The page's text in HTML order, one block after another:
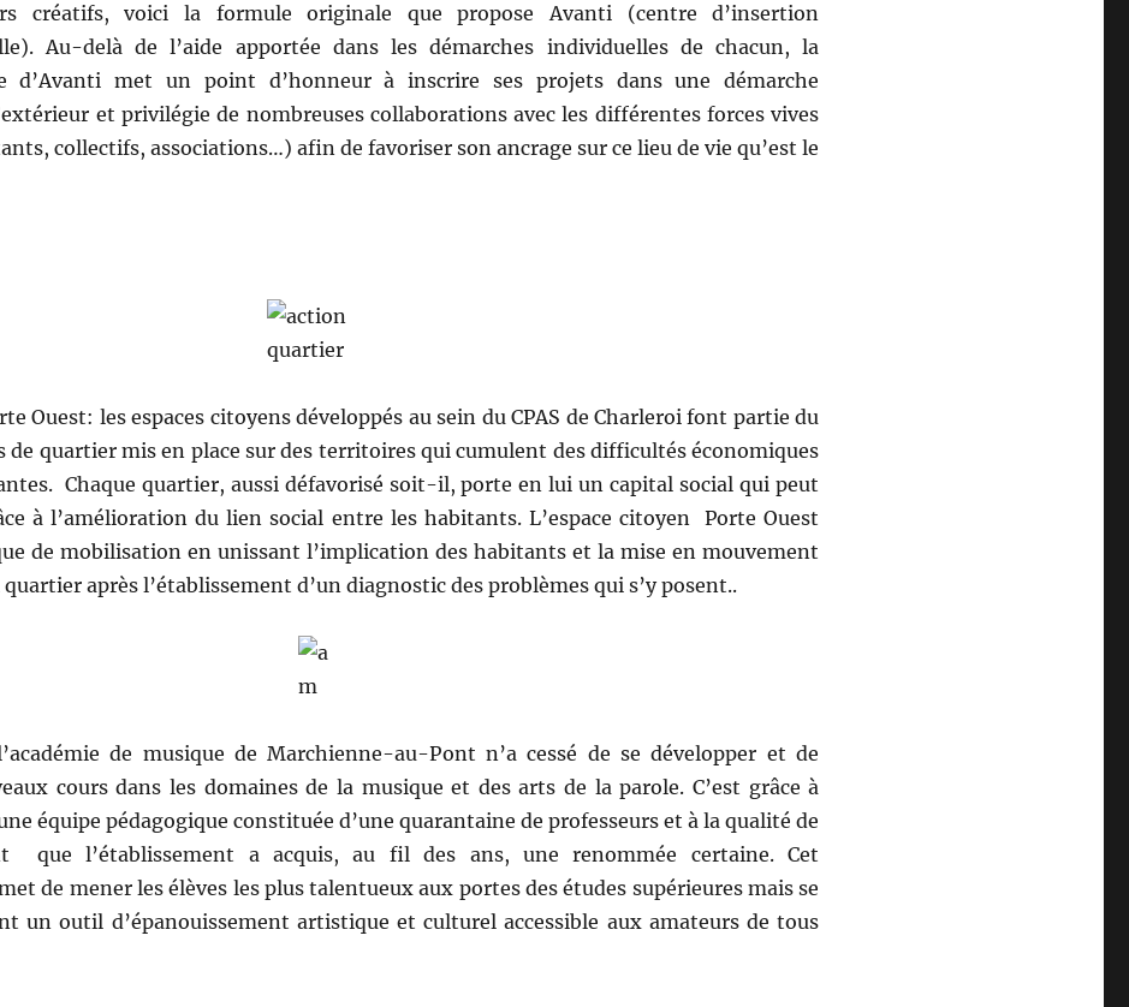
créatifs, voici la formule originale que propose Avanti (centre d’insertion
Au-delà de l’aide apportée dans les démarches individuelles de chacun, la
d’Avanti met un point d’honneur à inscrire ses projets dans une démarche
et privilégie de nombreuses collaborations avec les différentes forces vives
collectifs, associations…) afin de favoriser son ancrage sur ce lieu de vie qu’est le
Ouest: les espaces citoyens développés au sein du CPAS de Charleroi font partie du
de quartier mis en place sur des territoires qui cumulent des difficultés économiques
Chaque quartier, aussi défavorisé soit-il, porte en lui un capital social qui peut
à l’amélioration du lien social entre les habitants. L’espace citoyen Porte Ouest
de mobilisation en unissant l’implication des habitants et la mise en mouvement
quartier après l’établissement d’un diagnostic des problèmes qui s’y posent..
de musique de Marchienne-au-Pont n’a cessé de se développer et de
cours dans les domaines de la musique et des arts de la parole. C’est grâce à
équipe pédagogique constituée d’une quarantaine de professeurs et à la qualité de
que l’établissement a acquis, au fil des ans, une renommée certaine. Cet
de mener les élèves les plus talentueux aux portes des études supérieures mais se
un outil d’épanouissement artistique et culturel accessible aux amateurs de tous